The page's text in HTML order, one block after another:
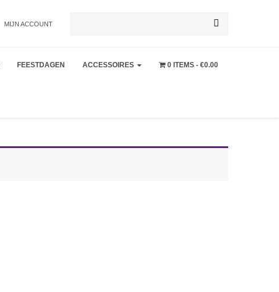
MIJN ACCOUNT
naar:
FEESTDAGEN ACCESSOIRES 0 ITEMS €0.00